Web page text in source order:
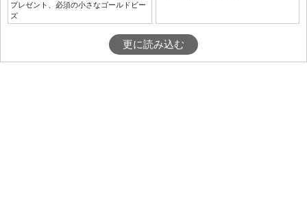
プレゼント、必須の小さなゴールドビー
ズ
更に読み込む